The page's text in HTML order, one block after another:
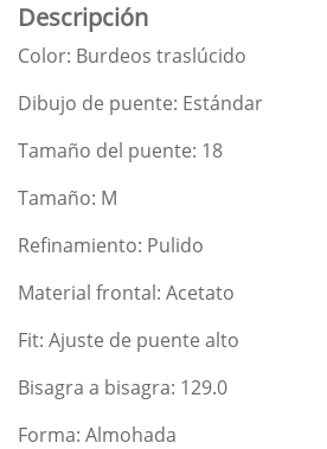
Descripción
Color: Burdeos traslúcido
Dibujo de puente: Estándar
Tamaño del puente: 18
Tamaño: M
Refinamiento: Pulido
Material frontal: Acetato
Fit: Ajuste de puente alto
Bisagra a bisagra: 129.0
Forma: Almohada